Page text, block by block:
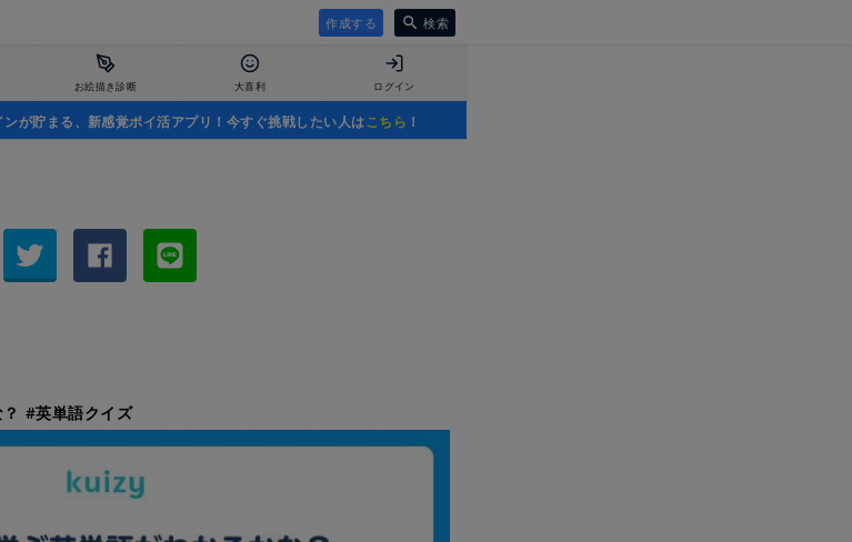
作成する 検索
お絵描き診断 大喜利 ログイン
が貯まる、新感覚ポイ活アプリ！今すぐ挑戦したい人はこちら ！
#英単語クイズ